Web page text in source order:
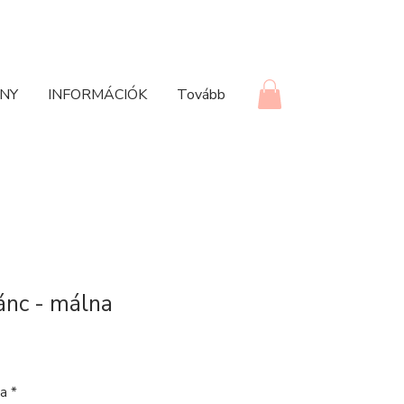
INFORMÁCIÓK Tovább
- málna
*